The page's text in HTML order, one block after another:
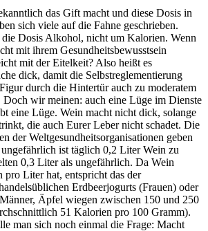
das Gift macht und diese Dosis in
sich viele auf die Fahne geschrieben.
Dosis Alkohol, nicht um Kalorien. Wenn
mit ihrem Gesundheitsbewusstsein
mit der Eitelkeit? Also heißt es
dick, damit die Selbstreglementierung
durch die Hintertür auch zu moderatem
wir meinen: auch eine Lüge im Dienste
eine Lüge. Wein macht nicht dick, solange
die auch Eurer Leber nicht schadet. Die
der Weltgesundheitsorganisationen geben
ungefährlich ist täglich 0,2 Liter Wein zu
0,3 Liter als ungefährlich. Da Wein
Liter hat, entspricht das der
Erdbeerjogurts (Frauen) oder
Äpfel wiegen zwischen 150 und 250
51 Kalorien pro 100 Gramm).
man sich noch einmal die Frage: Macht